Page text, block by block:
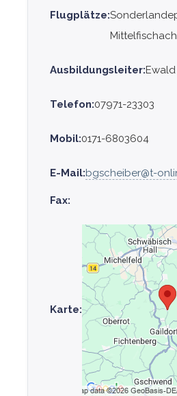
Flugplätze:
Mittelfischach
Ausbildungsleiter:
Telefon:07971-23303
Mobil:0171-6803604
E-Mail:bgscheiber@t-
Fax:
Karte: